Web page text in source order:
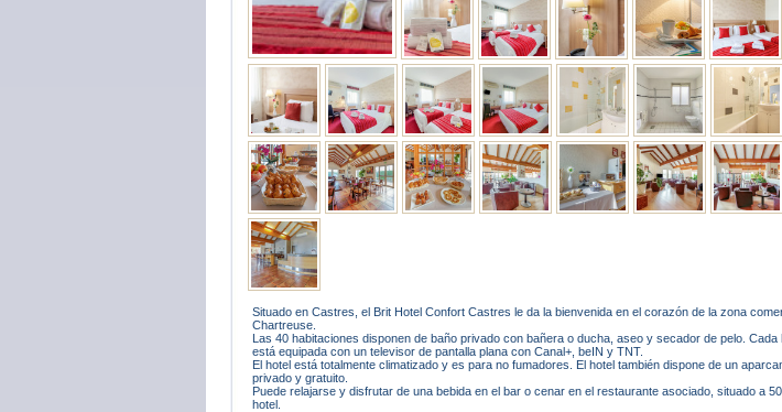
Situado en Castres, el Brit Hotel Confort Castres le da la bienvenida en el corazón de la zona
Chartreuse.
Las 40 habitaciones disponen de baño privado con bañera o ducha, aseo y secador de pelo. Cada
está equipada con un televisor de pantalla plana con Canal+, beIN y TNT.
El hotel está totalmente climatizado y es para no fumadores. El hotel también dispone de un
privado y gratuito.
Puede relajarse y disfrutar de una bebida en el bar o cenar en el restaurante asociado, situado a
hotel.